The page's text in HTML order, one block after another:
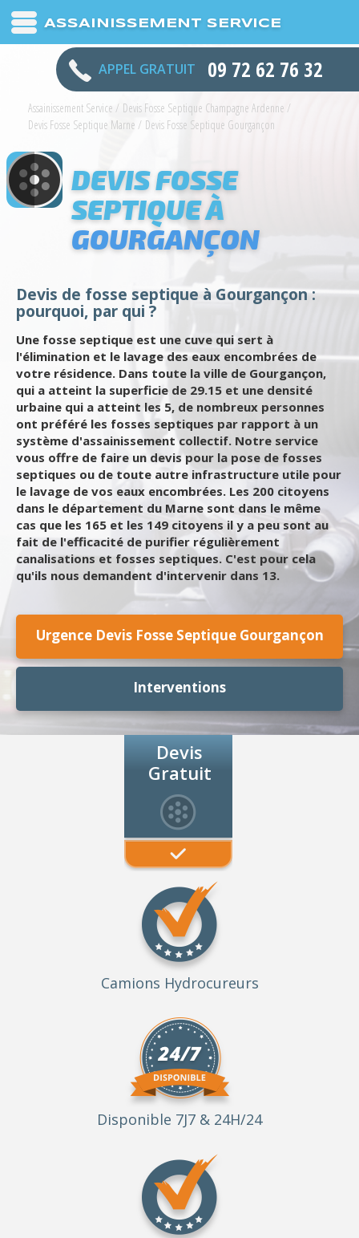
ASSAINISSEMENT SERVICE
APPEL GRATUIT 09 72 62 76 32
Assainissement Service / Devis Fosse Septique Champagne Ardenne /
Devis Fosse Septique Marne / Devis Fosse Septique Gourgançon
DEVIS FOSSE
SEPTIQUE À
GOURGANÇON
Devis de fosse septique à Gourgançon :
pourquoi, par qui ?
Une fosse septique est une cuve qui sert à
l'élimination et le lavage des eaux encombrées de
votre résidence. Dans toute la ville de Gourgançon,
qui a atteint la superficie de 29.15 et une densité
urbaine qui a atteint les 5, de nombreux personnes
ont préféré les fosses septiques par rapport à un
système d'assainissement collectif. Notre service
vous offre de faire un devis pour la pose de fosses
septiques ou de toute autre infrastructure utile pour
le lavage de vos eaux encombrées. Les 200 citoyens
dans le département du Marne sont dans le même
cas que les 165 et les 149 citoyens il y a peu sont au
fait de l'efficacité de purifier régulièrement
canalisations et fosses septiques. C'est pour cela
qu'ils nous demandent d'intervenir dans 13.
Urgence Devis Fosse Septique Gourgançon
Interventions
Devis
Gratuit
Camions Hydrocureurs
Disponible 7J7 & 24H/24